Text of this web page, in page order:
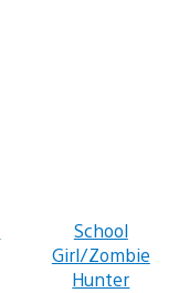
School
Girl/Zombie
Hunter